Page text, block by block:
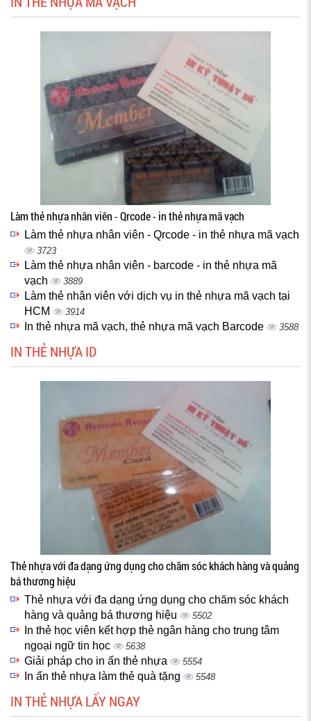
Làm thẻ nhựa nhân viên - Qrcode - in thẻ nhựa mã vạch
Làm thẻ nhựa nhân viên - Qrcode - in thẻ nhựa mã vạch
3723
Làm thẻ nhựa nhân viên - barcode - in thẻ nhựa mã
vạch
3889
Làm thẻ nhân viên với dịch vụ in thẻ nhựa mã vạch tại
HCM
3914
In thẻ nhựa mã vạch, thẻ nhựa mã vạch Barcode 3588
IN THẺ NHỰA ID
Thẻ nhựa với đa dạng ứng dụng cho chăm sóc khách hàng và quảng
bá thương hiệu
Thẻ nhựa với đa dạng ứng dụng cho chăm sóc khách
hàng và quảng bá thương hiệu
5502
In thẻ học viên kết hợp thẻ ngân hàng cho trung tâm
ngoại ngữ tin học
5638
Giải pháp cho in ấn thẻ nhựa 5554
In ấn thẻ nhựa làm thẻ quà tặng 5548
IN THẺ NHỰA LẤY NGAY